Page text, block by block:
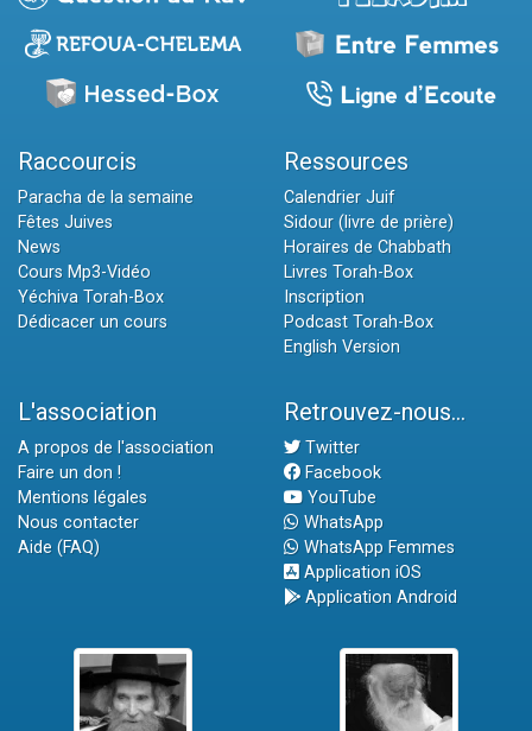
Raccourcis
Paracha de la semaine
Fêtes Juives
News
Cours Mp3-Vidéo
Yéchiva Torah-Box
Dédicacer un cours
Ressources
Calendrier Juif
Sidour (livre de prière)
Horaires de Chabbath
Livres Torah-Box
Inscription
Podcast Torah-Box
English Version
L'association
A propos de l'association
Faire un don !
Mentions légales
Nous contacter
Aide (FAQ)
Retrouvez-nous...
Twitter
Facebook
YouTube
WhatsApp
WhatsApp Femmes
Application iOS
Application Android